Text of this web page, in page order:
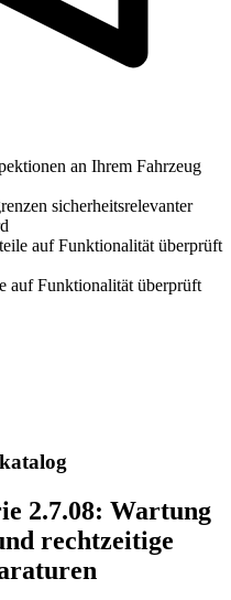
an Ihrem Fahrzeug
sicherheitsrelevanter
auf Funktionalität überprüft
auf Funktionalität überprüft
2.7.08: Wartung
rechtzeitige